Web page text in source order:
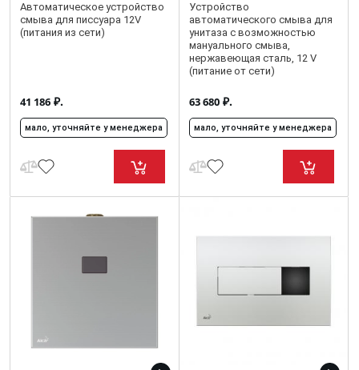
Автоматическое устройство
смыва для писсуара 12V
(питания из сети)
41 186 ₽.
мало, уточняйте у менеджера
Устройство
автоматического смыва для
унитаза с возможностью
мануального смыва,
нержавеющая сталь, 12 V
(питание от сети)
63 680 ₽.
мало, уточняйте у менеджера